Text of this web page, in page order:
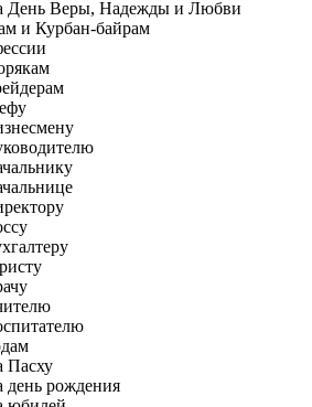
День Веры, Надежды и Любви
и Курбан-байрам
Пасху
день рождения